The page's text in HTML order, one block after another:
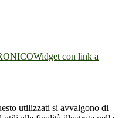
Widget con link a
utilizzati si avvalgono di